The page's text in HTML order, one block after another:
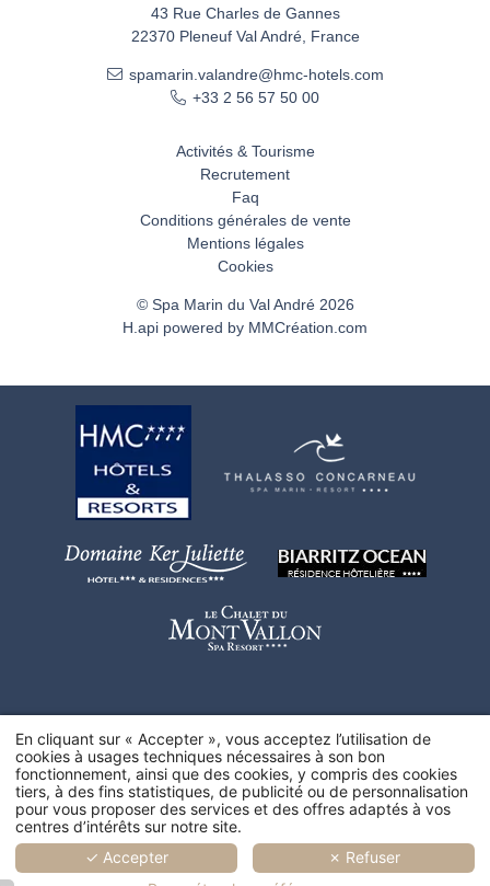
43 Rue Charles de Gannes
22370 Pleneuf Val André, France
spamarin.valandre@hmc-hotels.com
+33 2 56 57 50 00
Activités & Tourisme
Recrutement
Faq
Conditions générales de vente
Mentions légales
Cookies
© Spa Marin du Val André 2026
H.api powered by MMCréation.com
En cliquant sur « Accepter », vous acceptez l’utilisation de
cookies à usages techniques nécessaires à son bon
fonctionnement, ainsi que des cookies, y compris des cookies
tiers, à des fins statistiques, de publicité ou de personnalisation
pour vous proposer des services et des offres adaptés à vos
centres d’intérêts sur notre site.
✓ Accepter
✗ Refuser